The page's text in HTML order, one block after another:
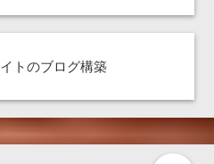
トのブログ構築